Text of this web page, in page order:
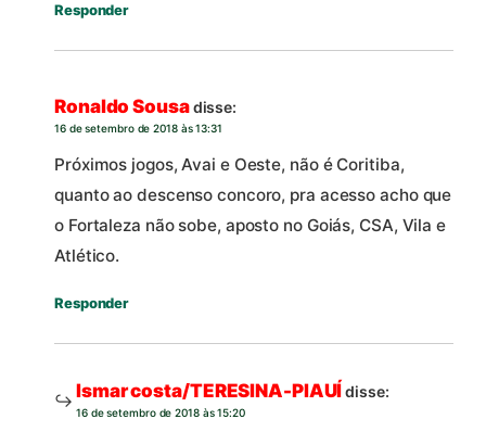
Responder
Ronaldo Sousadisse:
16 de setembro de 2018 às 13:31
Próximos jogos, Avai e Oeste, não é Coritiba,
quanto ao descenso concoro, pra acesso acho que
o Fortaleza não sobe, aposto no Goiás, CSA, Vila e
Atlético.
Responder
Ismar costa/TERESINA-PIAUÍdisse:
16 de setembro de 2018 às 15:20